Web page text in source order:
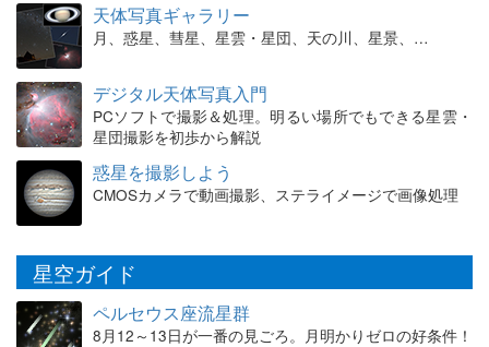
天体写真ギャラリー
月、惑星、彗星、星雲・星団、天の川、星景、…
デジタル天体写真入門
PCソフトで撮影＆処理。明るい場所でもできる星雲・
星団撮影を初歩から解説
惑星を撮影しよう
CMOSカメラで動画撮影、ステライメージで画像処理
星空ガイド
ペルセウス座流星群
8月12～13日が一番の見ごろ。月明かりゼロの好条件！